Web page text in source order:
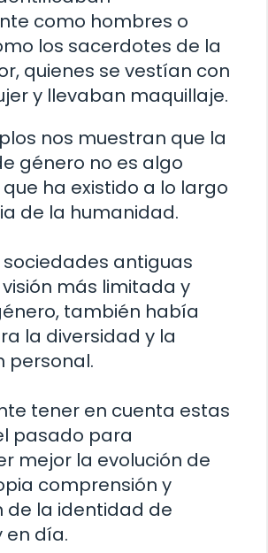
como hombres o
los sacerdotes de la
quienes se vestían con
y llevaban maquillaje.
nos muestran que la
género no es algo
que ha existido a lo largo
de la humanidad.
sociedades antiguas
más limitada y
también había
la diversidad y la
personal.
tener en cuenta estas
pasado para
mejor la evolución de
comprensión y
de la identidad de
en día.